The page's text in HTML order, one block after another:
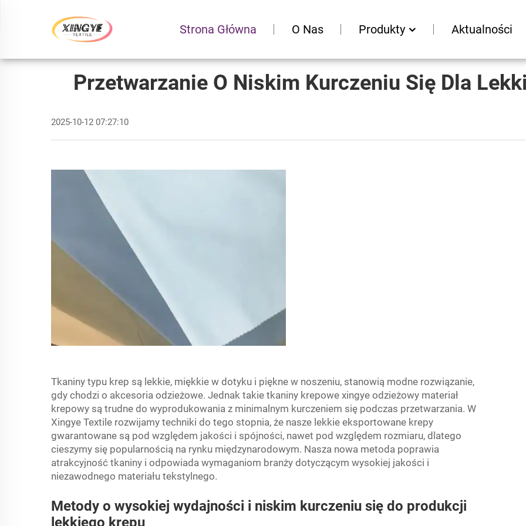
Strona Główna O Nas Produkty Aktualności
Przetwarzanie O Niskim Kurczeniu Się Dla
2025-10-12 07:27:10
Tkaniny typu krep są lekkie, miękkie w dotyku i piękne w noszeniu, stanowią modne rozwiązanie,
gdy chodzi o akcesoria odzieżowe. Jednak takie tkaniny krepowe xingye odzieżowy materiał
krepowy są trudne do wyprodukowania z minimalnym kurczeniem się podczas przetwarzania. W
Xingye Textile rozwijamy techniki do tego stopnia, że nasze lekkie eksportowane krepy
gwarantowane są pod względem jakości i spójności, nawet pod względem rozmiaru, dlatego
cieszymy się popularnością na rynku międzynarodowym. Nasza nowa metoda poprawia
atrakcyjność tkaniny i odpowiada wymaganiom branży dotyczącym wysokiej jakości i
niezawodnego materiału tekstylnego.
Metody o wysokiej wydajności i niskim kurczeniu się do produkcji
lekkiego krepu